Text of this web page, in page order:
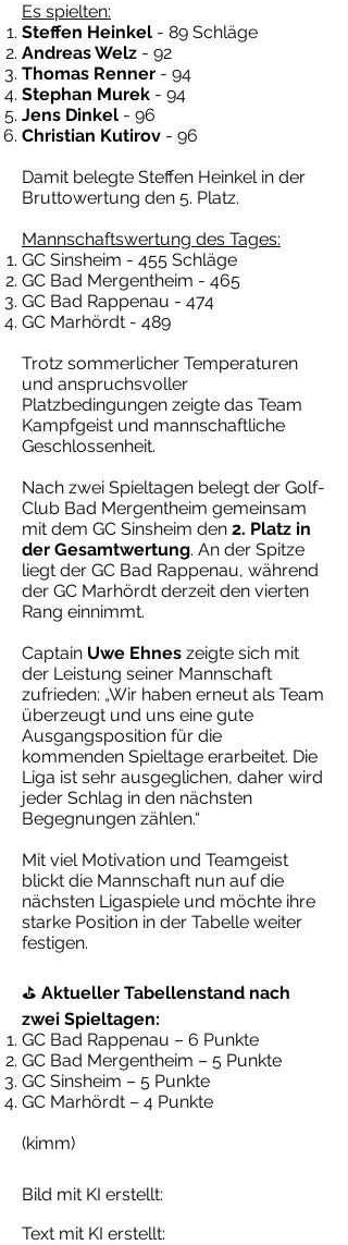
Es spielten:
Steffen Heinkel - 89 Schläge
Andreas Welz - 92
Thomas Renner - 94
Stephan Murek - 94
Jens Dinkel - 96
Christian Kutirov - 96
Damit belegte Steffen Heinkel in der
Bruttowertung den 5. Platz.
Mannschaftswertung des Tages:
GC Sinsheim - 455 Schläge
GC Bad Mergentheim - 465
GC Bad Rappenau - 474
GC Marhördt - 489
Trotz sommerlicher Temperaturen
und anspruchsvoller
Platzbedingungen zeigte das Team
Kampfgeist und mannschaftliche
Geschlossenheit.
Nach zwei Spieltagen belegt der Golf-
Club Bad Mergentheim gemeinsam
mit dem GC Sinsheim den 2. Platz in
der Gesamtwertung. An der Spitze
liegt der GC Bad Rappenau, während
der GC Marhördt derzeit den vierten
Rang einnimmt.
Captain Uwe Ehnes zeigte sich mit
der Leistung seiner Mannschaft
zufrieden: „Wir haben erneut als Team
überzeugt und uns eine gute
Ausgangsposition für die
kommenden Spieltage erarbeitet. Die
Liga ist sehr ausgeglichen, daher wird
jeder Schlag in den nächsten
Begegnungen zählen.“
Mit viel Motivation und Teamgeist
blickt die Mannschaft nun auf die
nächsten Ligaspiele und möchte ihre
starke Position in der Tabelle weiter
festigen.
⛳ Aktueller Tabellenstand nach
zwei Spieltagen:
GC Bad Rappenau – 6 Punkte
GC Bad Mergentheim – 5 Punkte
GC Sinsheim – 5 Punkte
GC Marhördt – 4 Punkte
(kimm)
Bild mit KI erstellt:
Text mit KI erstellt: